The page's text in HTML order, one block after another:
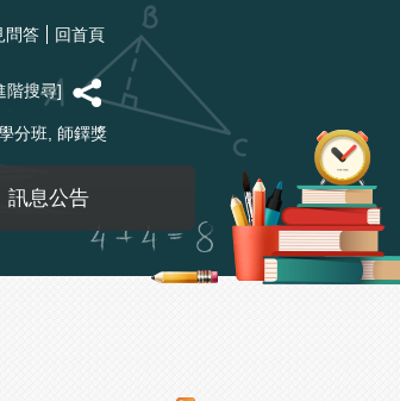
問答 回首頁
階搜尋
分班 師鐸獎
訊息公告